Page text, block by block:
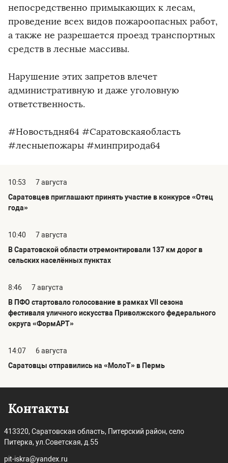
непосредственно примыкающих к лесам,
проведение всех видов пожароопасных работ,
а также не разрешается проезд транспортных
средств в лесные массивы.
Нарушение этих запретов влечет
административную и даже уголовную
ответственность.
#Новостьдня64 #Саратовскаяобласть
#лесныепожары #минприрода64
10:53
7 августа
Саратовцев приглашают принять участие в конкурсе «Отец
года»
10:40
7 августа
В Саратовской области отремонтировали 137 км дорог в
сельских населённых пунктах
8:46
7 августа
В ПФО стартовало голосование в рамках VII сезона
фестиваля уличного искусства Приволжского федерального
округа «ФормАРТ»
14:07
6 августа
Саратовцы отправились на «МолоТ» в Пермь
Контакты
413320, Саратовская область, Питерский район, село
Питерка, ул.Советская, д.55
pit-iskra@yandex.ru